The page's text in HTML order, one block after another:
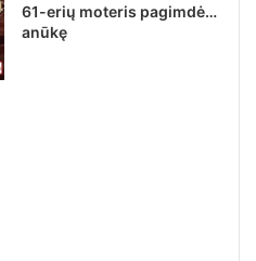
61-erių moteris pagimdė…
anūkę